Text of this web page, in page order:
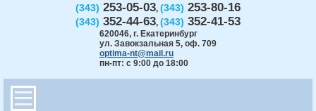
(343) 253-05-03, (343) 253-80-16
(343) 352-44-63, (343) 352-41-53
620046, г. Екатеринбург
ул. Завокзальная 5, оф. 709
optima-nt@mail.ru
пн-пт: с 9:00 до 18:00